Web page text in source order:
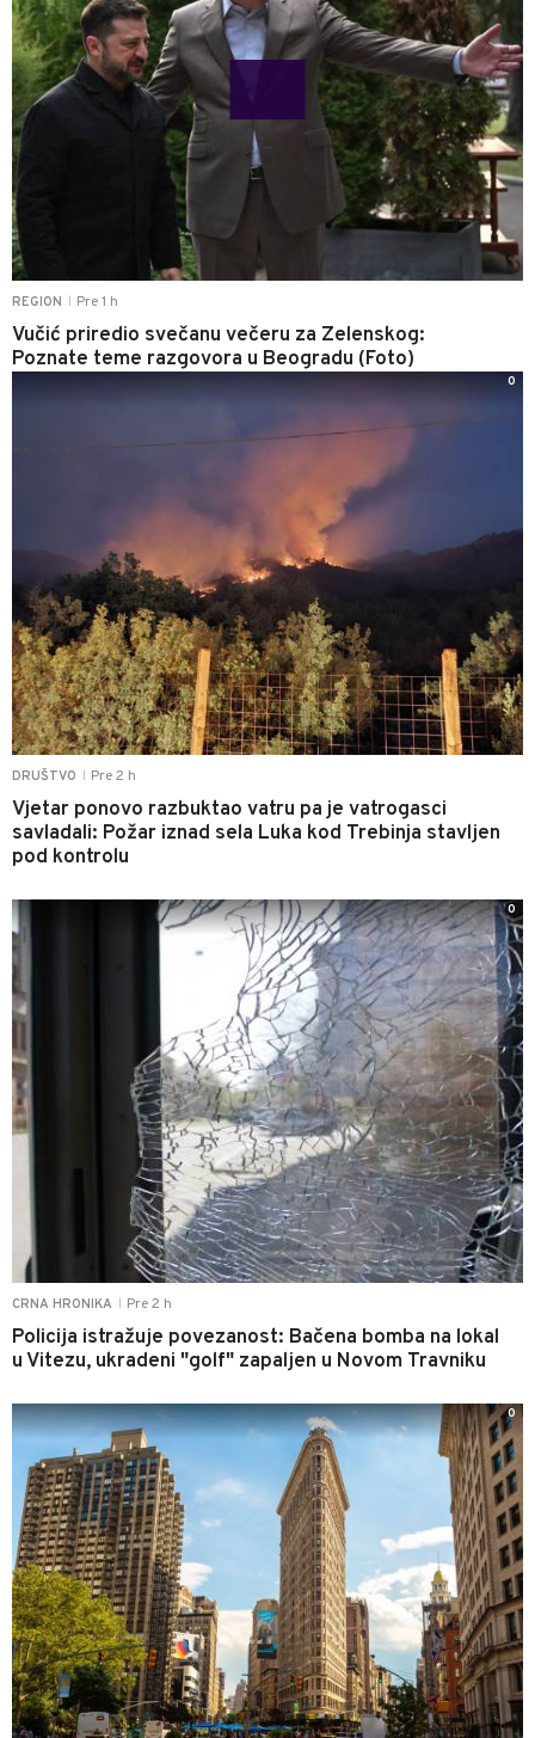
REGION Pre 1 h
Vučić priredio svečanu večeru za Zelenskog:
Poznate teme razgovora u Beogradu (Foto)
DRUŠTVO Pre 2 h
Vjetar ponovo razbuktao vatru pa je vatrogasci
savladali: Požar iznad sela Luka kod Trebinja stavljen
pod kontrolu
0
CRNA HRONIKA Pre 2 h
Policija istražuje povezanost: Bačena bomba na lokal
u Vitezu, ukradeni "golf" zapaljen u Novom Travniku
0
0